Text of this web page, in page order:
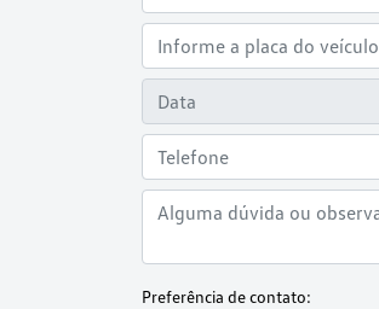
Preferência de contato: